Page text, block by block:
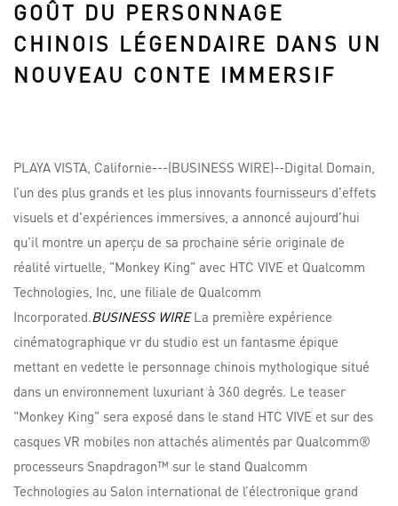
GOÛT DU PERSONNAGE
CHINOIS LÉGENDAIRE DANS UN
NOUVEAU CONTE IMMERSIF
PLAYA VISTA, Californie---(BUSINESS WIRE)--Digital Domain,
l’un des plus grands et les plus innovants fournisseurs d’effets
visuels et d’expériences immersives, a annoncé aujourd’hui
qu’il montre un aperçu de sa prochaine série originale de
réalité virtuelle, "Monkey King" avec HTC VIVE et Qualcomm
Technologies, Inc, une filiale de Qualcomm
Incorporated.BUSINESS WIRELa première expérience
cinématographique vr du studio est un fantasme épique
mettant en vedette le personnage chinois mythologique situé
dans un environnement luxuriant à 360 degrés. Le teaser
"Monkey King" sera exposé dans le stand HTC VIVE et sur des
casques VR mobiles non attachés alimentés par Qualcomm®
processeurs Snapdragon™ sur le stand Qualcomm
Technologies au Salon international de l’électronique grand